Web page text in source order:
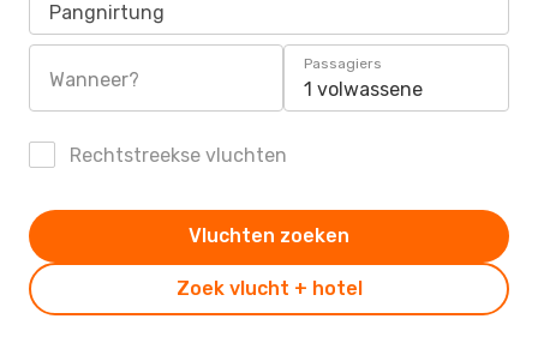
Pangnirtung
Wanneer?
Passagiers
1 volwassene
Rechtstreekse vluchten
Zoek vlucht + hotel
Vluchten zoeken